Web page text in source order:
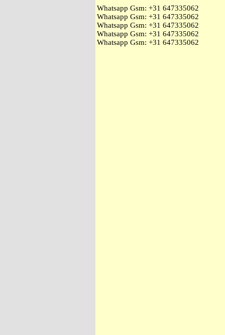
Whatsapp Gsm: ‭+31 647335062
Whatsapp Gsm: ‭+31 647335062
Whatsapp Gsm: ‭+31 647335062
Whatsapp Gsm: ‭+31 647335062
Whatsapp Gsm: ‭+31 647335062